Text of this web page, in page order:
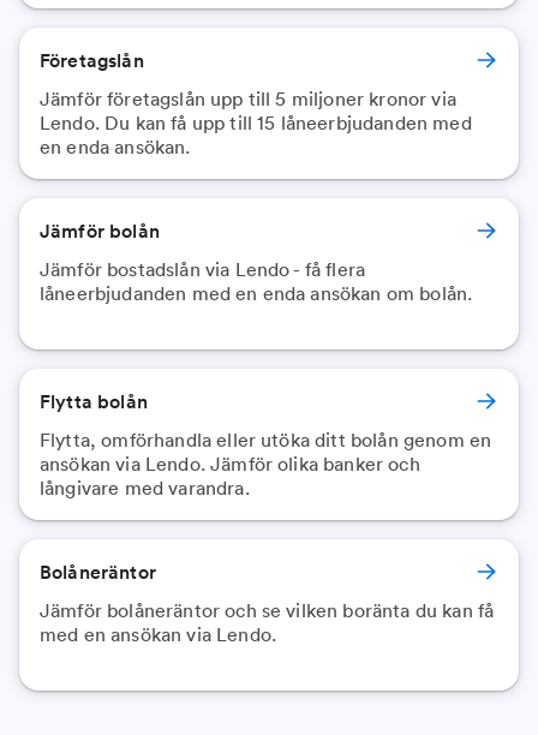
Företagslån
Jämför företagslån upp till 5 miljoner kronor via
Lendo. Du kan få upp till 15 låneerbjudanden med
en enda ansökan.
Jämför bolån
Jämför bostadslån via Lendo - få flera
låneerbjudanden med en enda ansökan om bolån.
Flytta bolån
Flytta, omförhandla eller utöka ditt bolån genom en
ansökan via Lendo. Jämför olika banker och
långivare med varandra.
Bolåneräntor
Jämför bolåneräntor och se vilken boränta du kan få
med en ansökan via Lendo.